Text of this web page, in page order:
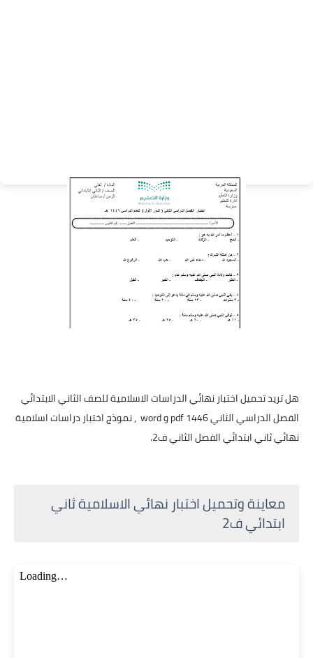
هل تريد تحميل اختبار نهائي الدراسات الاسلامية للصف الثاني الابتدائي
الفصل الدراسي الثاني 1446 pdf و word , نموذج اختبار دراسات اسلامية
نهائي ثاني ابتدائي الفصل الثاني ف2.
معاينة وتحميل اختبار نهائي الاسلامية ثاني
ابتدائي ف2